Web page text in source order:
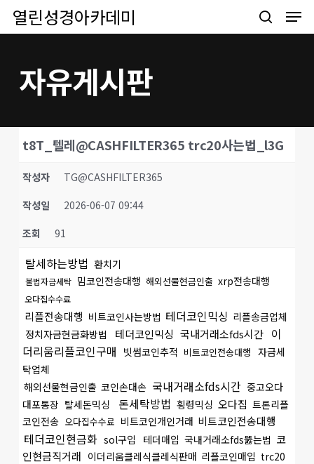
Skip열린성경아카데미
search
자유게시판
t8T_텔레@CASHFILTER365 trc20사는법_l3G
작성자
TG@CASHFILTER365
작성일
2026-06-07 09:44
조회
91
탈세하는방법 환치기
불법자금세탁 밈코인전송대행 해외선물현금인출 xrp전송대행
오다집수수료
리플전송대행 비트코인사는방법 테더코인믹싱 리플송금업체
정치자금현금화방법
테더코인믹싱 국내거래소fds시간 이
더리움리플코인구매 빗썸코인추적 비트코인전송대행 자금세
탁업체
해외선물현금인출 코인손대손 국내거래소fds시간 중고오다
대포통장 탈세돈믹싱 돈세탁방법 횡령믹싱 오다집 트론리플
코인전송 오다집수수료 비트코인개인거래 비트코인전송대행
테더코인현금화 sol구입 테더매입 국내거래소fds뚫는법 코
인현금직거래 이더리움클레식클레식판매 리플코인매입 trc20